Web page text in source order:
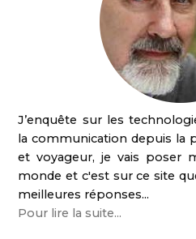
J’enquête sur les
la communication depuis la
et voyageur, je vais poser
monde et c'est sur ce site
meilleures réponses...
Pour lire la suite...